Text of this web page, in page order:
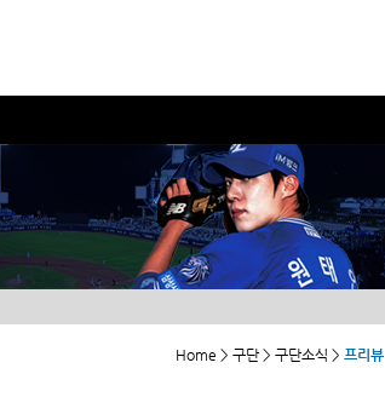
Home > 구단 > 구단소식 > 프리뷰